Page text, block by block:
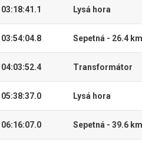
03:18:41.1 Lysá hora
03:54:04.8 Sepetná - 26.4 km
04:03:52.4 Transformátor
05:38:37.0 Lysá hora
06:16:07.0 Sepetná - 39.6 km